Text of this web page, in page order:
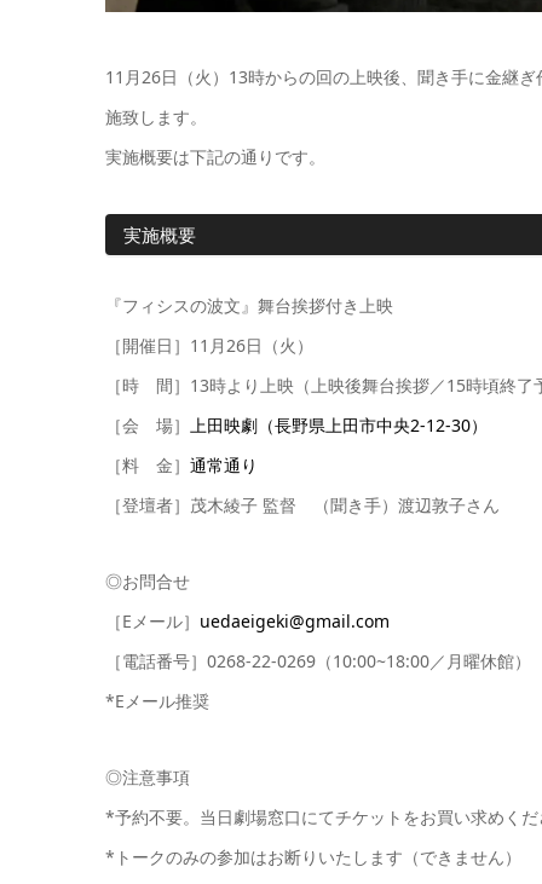
11月26日（火）13時からの回の上映後、聞き手に金継
施致します。
実施概要は下記の通りです。
実施概要
『フィシスの波文』舞台挨拶付き上映
［開催日］11月26日（火）
［時 間］13時より上映（上映後舞台挨拶／15時頃終了
［会 場］
上田映劇（長野県上田市中央2-12-30）
［料 金］ 通常通り
［登壇者］茂木綾子 監督 （聞き手）渡辺敦子さん
◎お問合せ
［Eメール］ uedaeigeki@gmail.com
［電話番号］0268-22-0269（10:00~18:00／月曜休館）
*Eメール推奨
◎注意事項
*予約不要。当日劇場窓口にてチケットをお買い求めく
*トークのみの参加はお断りいたします（できません）